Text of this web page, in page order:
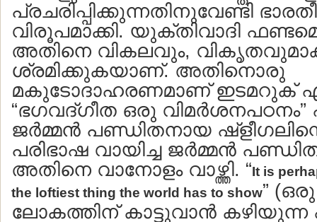
പ്രചരിപ്പിക്കുന്നതിനുവേണ്ടി
വിരൂപമാക്കി. യുക്തിവാദി
അതിനെ വികലവും,
ശ്രമിക്കുകയാണ്. അതിനൊരു
മകുടോദാഹരണമാണ് ഇടമറുക്
“ഭഗവദ്ഗീത ഒരു
ജര്‍മ്മന്‍ പണ്ഡിതനായ
പരിഭാഷ വായിച്ച ജര്‍മ്മന്‍
അതിനെ വാനോളം വാഴ്ത്തി. “It is
the loftiest thing the world has to show”
ലോകത്തിന് കാട്ടുവാന്‍ കഴിയുന്ന